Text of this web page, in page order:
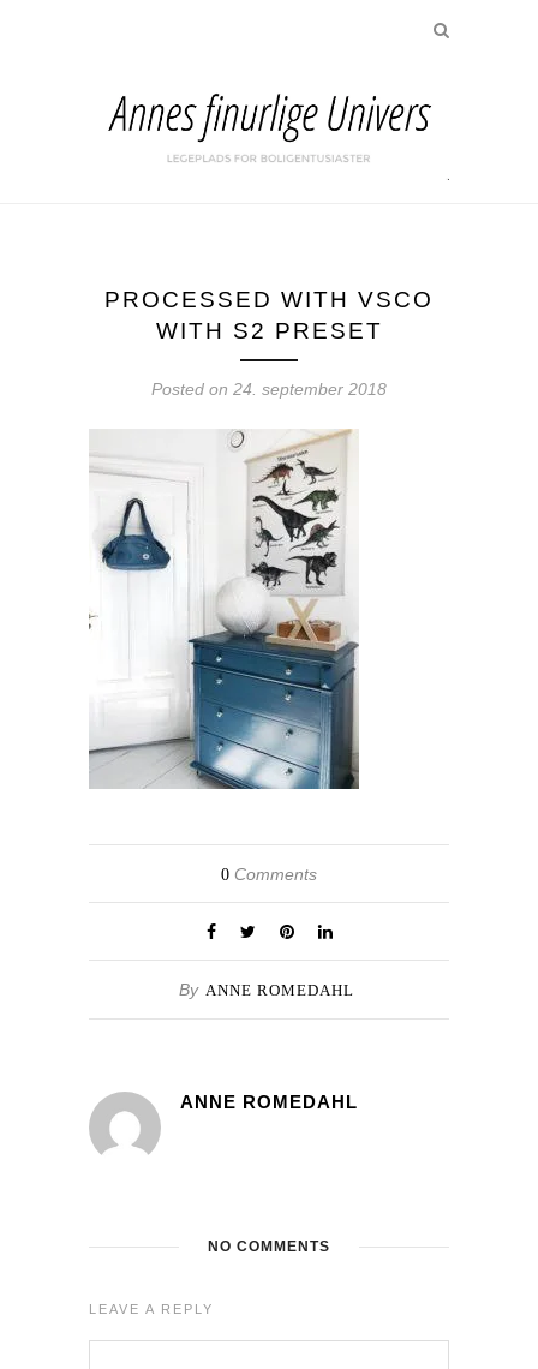
PROCESSED WITH VSCO
WITH S2 PRESET
Posted on 24. september 2018
0 Comments
By ANNE ROMEDAHL
ANNE ROMEDAHL
NO COMMENTS
LEAVE A REPLY